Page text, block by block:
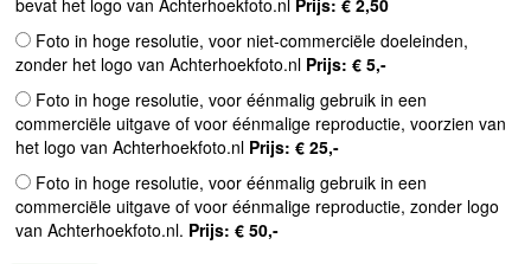
bevat het logo van Achterhoekfoto.nl Prijs: € 2,50
Foto in hoge resolutie, voor niet-commerciële doeleinden,
zonder het logo van Achterhoekfoto.nl Prijs: € 5,-
Foto in hoge resolutie, voor éénmalig gebruik in een
commerciële uitgave of voor éénmalige reproductie, voorzien van
het logo van Achterhoekfoto.nl Prijs: € 25,-
Foto in hoge resolutie, voor éénmalig gebruik in een
commerciële uitgave of voor éénmalige reproductie, zonder logo
van Achterhoekfoto.nl. Prijs: € 50,-